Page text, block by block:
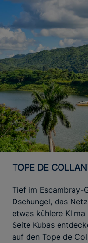
TOPE DE
Tief im Escambray-
Dschungel, das
etwas kühlere
Seite Kubas
auf den Tope de